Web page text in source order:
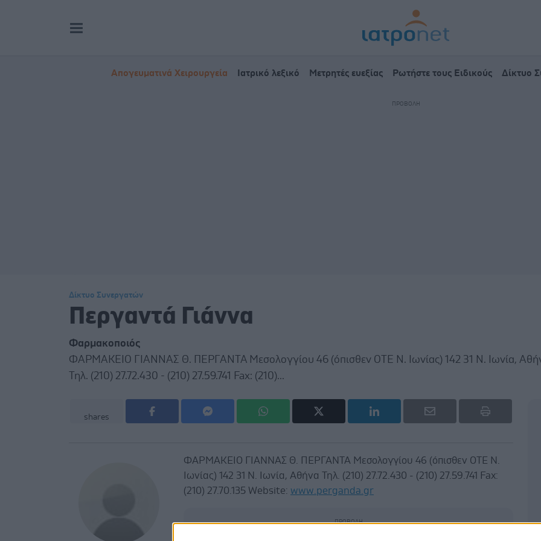
Απογευματινά Χειρουργεία Ιατρικό λεξικό Μετρητές ευεξίας Ρωτήστε τους Ειδικούς Δίκτυο
Δίκτυο Συνεργατών
Περγαντά Γιάννα
Φαρμακοποιός
ΦΑΡΜΑΚΕΙΟ ΓΙΑΝΝΑΣ Θ. ΠΕΡΓΑΝΤΑ Μεσολογγίου 46 (όπισθεν ΟΤΕ Ν. Ιωνίας) 142 31 Ν. Ιωνία,
Τηλ. (210) 27.72.430 - (210) 27.59.741 Fax: (210)...
shares
ΦΑΡΜΑΚΕΙΟ ΓΙΑΝΝΑΣ Θ. ΠΕΡΓΑΝΤΑ Μεσολογγίου 46 (όπισθεν ΟΤΕ Ν.
Ιωνίας) 142 31 Ν. Ιωνία, Αθήνα Τηλ. (210) 27.72.430 - (210) 27.59.741 Fax:
(210) 27.70.135 Website: www.perganda.gr